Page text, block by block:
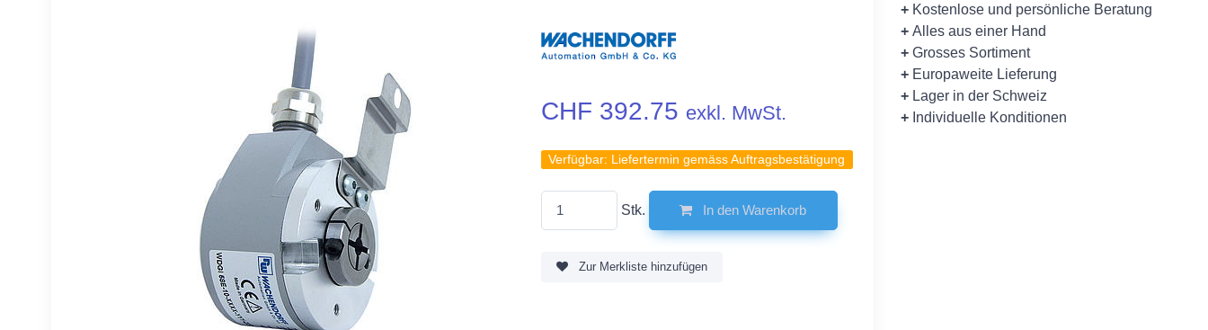
CHF 392.75 exkl. MwSt.
Verfügbar: Liefertermin gemäss Auftragsbestätigung
Stk. In den Warenkorb
Zur Merkliste hinzufügen
+ Kostenlose und persönliche Beratung
+ Alles aus einer Hand
+ Grosses Sortiment
+ Europaweite Lieferung
+ Lager in der Schweiz
+ Individuelle Konditionen